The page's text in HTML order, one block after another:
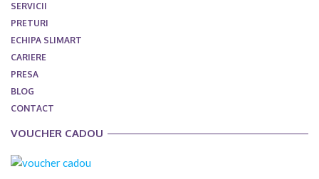
SERVICII
PRETURI
ECHIPA SLIMART
CARIERE
PRESA
BLOG
CONTACT
VOUCHER CADOU